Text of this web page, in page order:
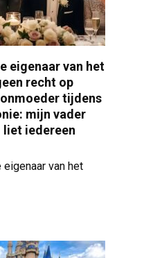
eigenaar van het
recht op
tijdens
mijn vader
liet iedereen
van het